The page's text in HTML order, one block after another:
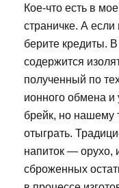
Кое-что есть в
страничке. А если
берите кредиты.
содержится
полученный по
ионного обмена и
брейк, но нашему
отыграть.
напиток — орухо,
сброженных